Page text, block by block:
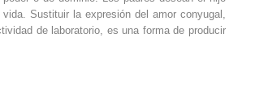
Sustituir la expresión del amor conyugal,
de laboratorio, es una forma de producir